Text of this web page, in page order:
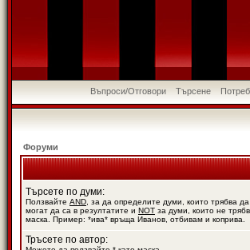
Въпроси/Отговори Търсене
Форуми
Търсете по думи:
Ползвайте AND , за да определите думи, които трябва
могат да са в резултатите и NOT за думи, които не
маска. Пример: *ива* връща Иванов, отбивам и коприва.
Тръсете по автор: